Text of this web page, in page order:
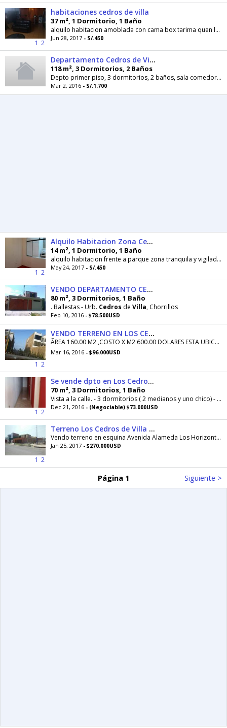
1 2
habitaciones cedros de villa
37 m², 1 Dormitorio, 1 Baño
alquilo habitacion amoblada con cama box tarima quen led 42 pulgadas 450 soles mensuales incluye luz agua cable wifi 12 megas con acseso frio bar...
Jun 28, 2017 - S/.450
Departamento Cedros de Villa Chorrillos
118 m², 3 Dormitorios, 2 Baños
Depto primer piso, 3 dormitorios, 2 baños, sala comedor, cocina amplia, patio posterior, cochera.
Mar 2, 2016 - S/.1.700
1 2
Alquilo Habitacion Zona Cedros de Villa
14 m², 1 Dormitorio, 1 Baño
alquilo habitacion frente a parque zona tranquila y vigilada a 450 soles 1 x1 internet 30 para mas detalles llamar al 987441199
May 24, 2017 - S/.450
VENDO DEPARTAMENTO CEDROS DE VILLA
80 m², 3 Dormitorios, 1 Baño
. Ballestas - Urb. Cedros de Villa, Chorrillos
Feb 10, 2016 - $78.500USD
1 2
VENDO TERRENO EN LOS CEDROS DE VILLA
ÃREA 160.00 M2 ,COSTO X M2 600.00 DOLARES ESTA UBICADO EN CALLE V-2 MZ 0-12 LOTE 26
Mar 16, 2016 - $96.000USD
1 2
Se vende dpto en Los Cedros de Villa
70 m², 3 Dormitorios, 1 Baño
Vista a la calle. - 3 dormitorios ( 2 medianos y uno chico) - Sala , Comedor con ventana a la calle. - Baño Completo. - Cocina y Lavanderia. - Area...
Dec 21, 2016 - (Negociable) $73.000USD
1 2
Terreno Los Cedros de Villa - Chorrillos
Vendo terreno en esquina Avenida Alameda Los Horizontes. Area 308mt2. 11ml. de frente y 11 ml. fondo. 28ml. lado izquierdo y 28 ml. lado derecho....
Jan 25, 2017 - $270.000USD
Página 1 Siguiente >